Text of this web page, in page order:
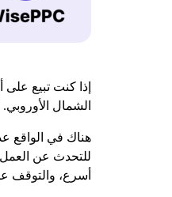
إذا كنت تبيع
الشمال
هناك في الواقع
للتحدث عن العمل.
أسرع، والتوقف